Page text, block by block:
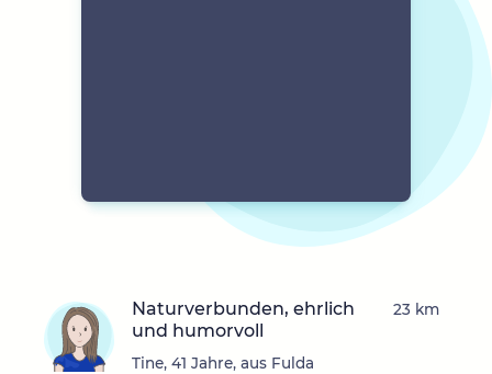
Naturverbunden, ehrlich
und humorvoll
Tine, 41 Jahre, aus Fulda
23 km